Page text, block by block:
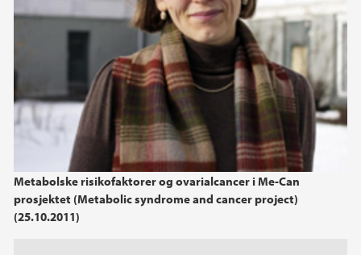
Metabolske risikofaktorer og ovarialcancer i Me-Can
prosjektet (Metabolic syndrome and cancer project)
(25.10.2011)
2012
2011
2010
2009